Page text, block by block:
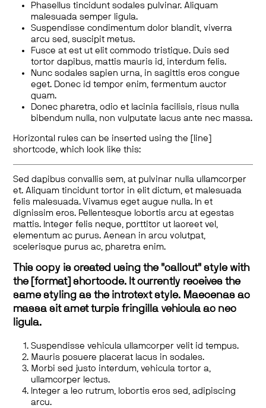
Phasellus tincidunt sodales pulvinar. Aliquam
malesuada semper ligula.
Suspendisse condimentum dolor blandit, viverra
arcu sed, suscipit metus.
Fusce at est ut elit commodo tristique. Duis sed
tortor dapibus, mattis mauris id, interdum felis.
Nunc sodales sapien urna, in sagittis eros congue
eget. Donec id tempor enim, fermentum auctor
quam.
Donec pharetra, odio et lacinia facilisis, risus nulla
bibendum nulla, non vulputate lacus ante nec massa.
Horizontal rules can be inserted using the [line]
shortcode, which look like this:
Sed dapibus convallis sem, at pulvinar nulla ullamcorper
et. Aliquam tincidunt tortor in elit dictum, et malesuada
felis malesuada. Vivamus eget augue nulla. In et
dignissim eros. Pellentesque lobortis arcu at egestas
mattis. Integer felis neque, porttitor ut laoreet vel,
elementum ac purus. Aenean in arcu volutpat,
scelerisque purus ac, pharetra enim.
This copy is created using the "callout" style with
the [format] shortcode. It currently receives the
same styling as the introtext style. Maecenas ac
massa sit amet turpis fringilla vehicula ac nec
ligula.
Suspendisse vehicula ullamcorper velit id tempus.
Mauris posuere placerat lacus in sodales.
Morbi sed justo interdum, vehicula tortor a,
ullamcorper lectus.
Integer a leo rutrum, lobortis eros sed, adipiscing
arcu.